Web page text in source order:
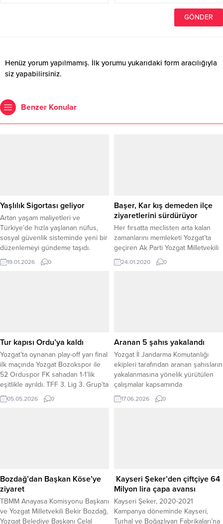
Henüz yorum yapılmamış. İlk yorumu yukarıdaki form aracılığıyla
siz yapabilirsiniz.
Benzer Konular
Yaşlılık Sigortası geliyor
Artan yaşam maliyetleri ve
Türkiye’de hızla yaşlanan nüfus,
sosyal güvenlik sisteminde yeni bir
düzenlemeyi gündeme taşıdı.
Hükümetin, Genel Sağlık
Sigortası’na benzer şekilde
yükselen hayat pahalılığı
karşısında...
19.01.2026 0
Başer, Kar kış demeden ilçe
ziyaretlerini sürdürüyor
Her fırsatta meclisten arta kalan
zamanlarını memleketi Yozgat’ta
geçiren Ak Parti Yozgat Milletvekili
ve Seçim İşleri Başkan Yardımcısı
Yusuf Başer, Kış şartlarının kendini
24.01.2020 0
Tur kapısı Ordu’ya kaldı
Yozgat’ta oynanan play-off yarı final
ilk maçında Yozgat Bozokspor ile
52 Orduspor FK sahadan 1-1’lik
eşitlikle ayrıldı. TFF 3. Lig 3. Grup’ta
sezonu üst sıralarda tamamlayan
Bozokspor, daha önce ilk turu
05.05.2026 0
Aranan 5 şahıs yakalandı
Yozgat İl Jandarma Komutanlığı
ekipleri tarafından aranan şahısların
yakalanmasına yönelik yürütülen
çalışmalar kapsamında
gerçekleştirilen operasyonlarda
toplam 5 kişi yakalanarak adli
Jandarma ekiplerinin titiz
çalışmaları sonucu yakalanan
şahısların;...
17.06.2026 0
Bozdağ’dan Başkan Köse’ye
ziyaret
TBMM Anayasa Komisyonu Başkanı
ve Yozgat Milletvekili Bekir Bozdağ,
Yozgat Belediye Başkanı Celal
Kayseri Şeker’den çiftçiye 64
Milyon lira çapa avansı
Kayseri Şeker, 2020-2021
Kampanya döneminde Kayseri,
Turhal ve Boğazlıyan Fabrikaları’na